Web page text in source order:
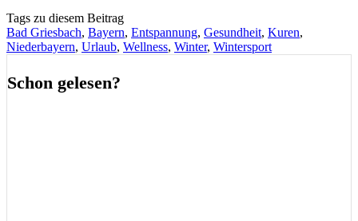
Tags zu diesem Beitrag
Bad Griesbach, Bayern, Entspannung, Gesundheit, Kuren,
Niederbayern, Urlaub, Wellness, Winter, Wintersport
Schon gelesen?